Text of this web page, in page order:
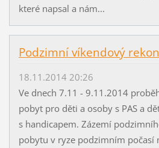
které napsal a nám...
Podzimní víkendový
18.11.2014 20:26
Ve dnech 7.11 - 9.11.2014
pobyt pro děti a osoby s PAS a
s handicapem. Zázemí
pobytu v ryze podzimním počasí